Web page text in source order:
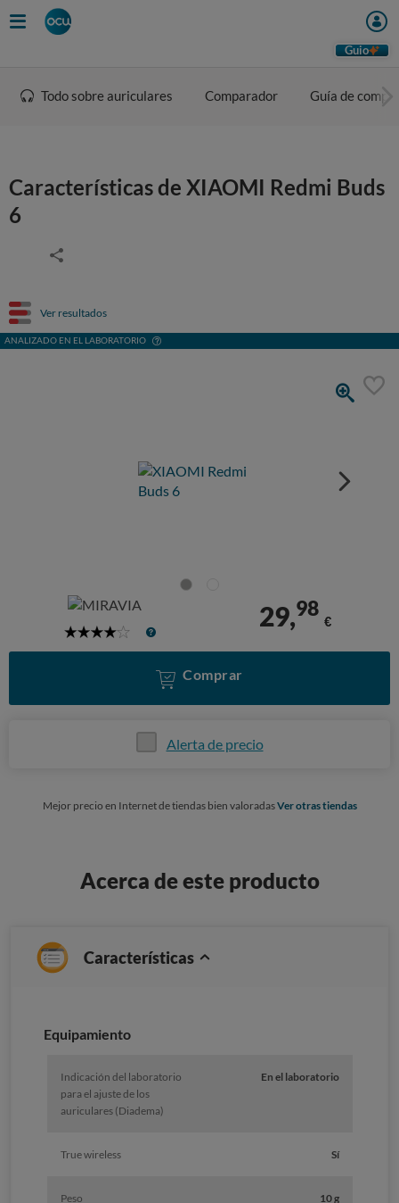
Guio
Todo sobre auriculares Comparador Guía de
Características de XIAOMI Redmi Buds
6
Ver resultados
ANALIZADO EN EL LABORATORIO
4
29,98
€
Comprar
Alerta de precio
Mejor precio en Internet de tiendas bien valoradasVer otras tiendas
Acerca de este producto
Características
Equipamiento
Indicación del laboratorio
para el ajuste de los
auriculares (Diadema)
En el laboratorio
True wireless Sí
Peso 10 g